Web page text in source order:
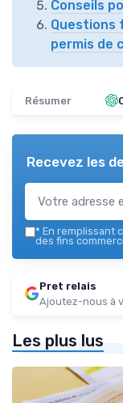
Conseils
Questions
permis de
Résumer
Recevez les
* En remplissant
des fins
Pret relais
Ajoutez-nous à
Les plus lus